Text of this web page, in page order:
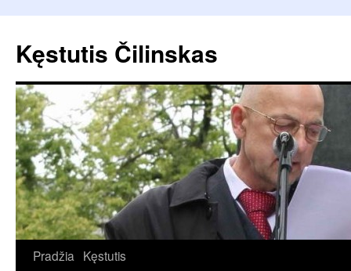
turinio
Kęstutis Čilinskas
Pradžia Kęstutis